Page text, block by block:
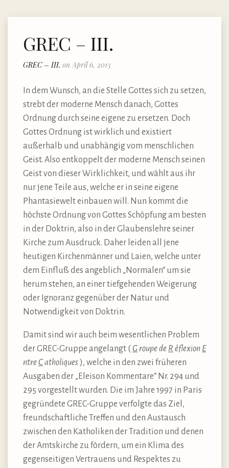
GREC – III.
GREC – III. on April 6, 2013
In dem Wunsch, an die Stelle Gottes sich zu setzen,
strebt der moderne Mensch danach, Gottes
Ordnung durch seine eigene zu ersetzen. Doch
Gottes Ordnung ist wirklich und existiert
außerhalb und unabhängig vom menschlichen
Geist. Also entkoppelt der moderne Mensch seinen
Geist von dieser Wirklichkeit, und wählt aus ihr
nur jene Teile aus, welche er in seine eigene
Phantasiewelt einbauen will. Nun kommt die
höchste Ordnung von Gottes Schöpfung am besten
in der Doktrin, also in der Glaubenslehre seiner
Kirche zum Ausdruck. Daher leiden all jene
heutigen Kirchenmänner und Laien, welche unter
dem Einfluß des angeblich „Normalen“ um sie
herum stehen, an einer tiefgehenden Weigerung
oder Ignoranz gegenüber der Natur und
Notwendigkeit von Doktrin.
Damit sind wir auch beim wesentlichen Problem
der GREC-Gruppe angelangt ( G roupe de R éflexion E
ntre Catholiques), welche in den zwei früheren
Ausgaben der „Eleison Kommentare“ Nr. 294 und
295 vorgestellt wurden. Die im Jahre 1997 in Paris
gegründete GREC-Gruppe verfolgte das Ziel,
freundschaftliche Treffen und den Austausch
zwischen den Katholiken der Tradition und denen
der Amtskirche zu fördern, um ein Klima des
gegenseitigen Vertrauens und Respektes zu